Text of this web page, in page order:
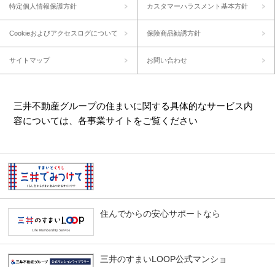
特定個人情報保護方針 カスタマーハラスメント基本方針
Cookieおよびアクセスログについて 保険商品勧誘方針
サイトマップ お問い合わせ
三井不動産グループの住まいに関する具体的なサービス内
容については、各事業サイトをご覧ください
住んでからの安心サポートなら
三井のすまいLOOP公式マンショ